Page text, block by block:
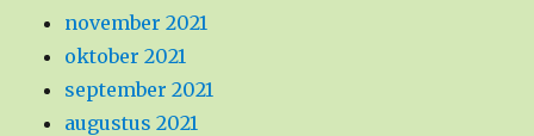
november 2021
oktober 2021
september 2021
augustus 2021